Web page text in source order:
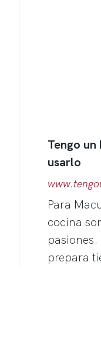
Tengo un
usarlo
Para
cocina
pasiones.
prepara